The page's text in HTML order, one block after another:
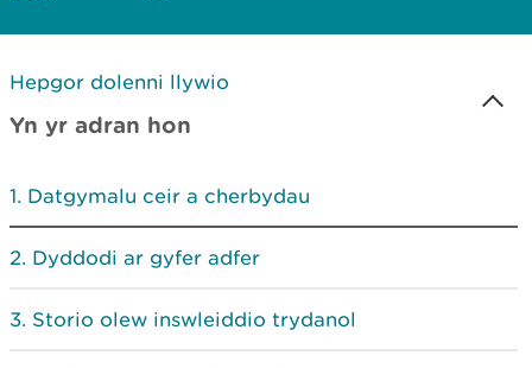
Hepgor dolenni llywio
Yn yr adran hon
Datgymalu ceir a cherbydau
Dyddodi ar gyfer adfer
Storio olew inswleiddio trydanol